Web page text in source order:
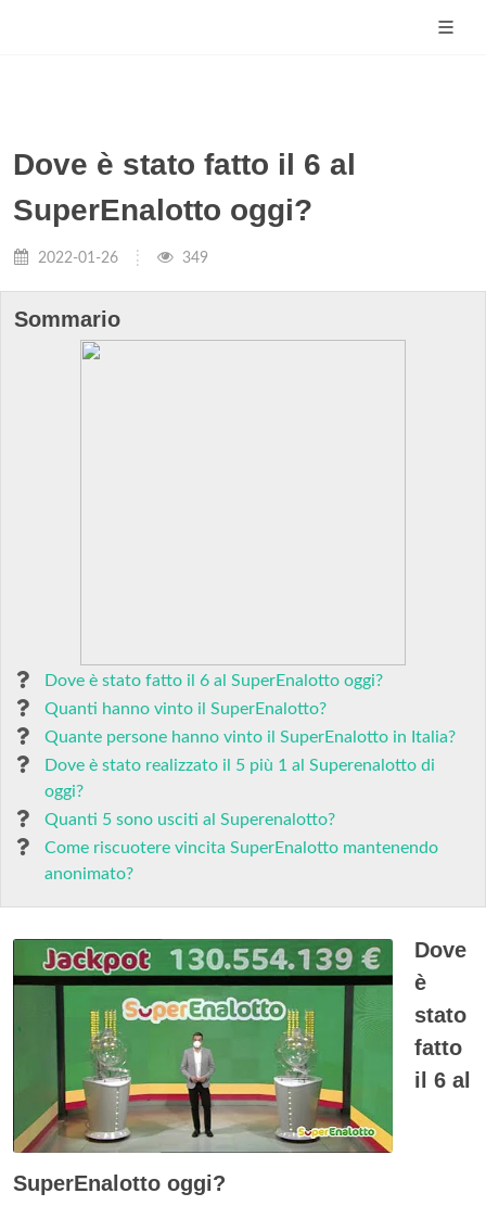
Dove è stato fatto il 6 al
SuperEnalotto oggi?
2022-01-26 349
Sommario
Dove è stato fatto il 6 al SuperEnalotto oggi?
Quanti hanno vinto il SuperEnalotto?
Quante persone hanno vinto il SuperEnalotto in Italia?
Dove è stato realizzato il 5 più 1 al Superenalotto di
oggi?
Quanti 5 sono usciti al Superenalotto?
Come riscuotere vincita SuperEnalotto mantenendo
anonimato?
Dove
è
stato
fatto
il 6 al
SuperEnalotto oggi?